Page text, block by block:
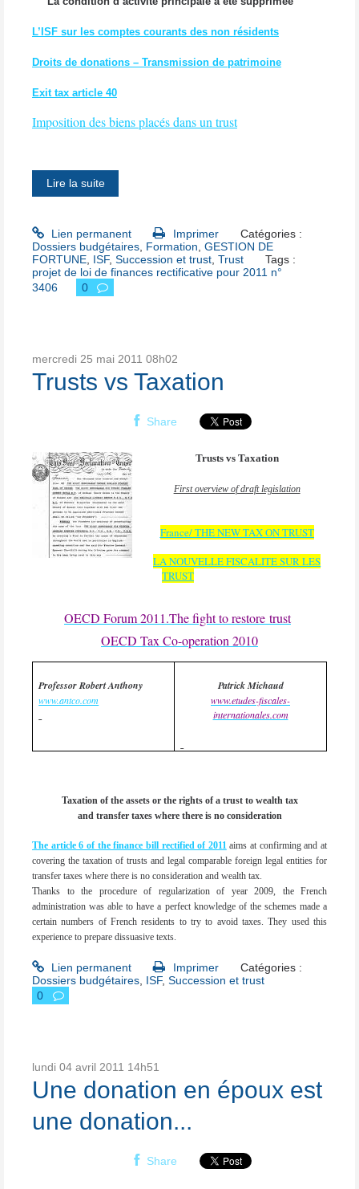
L’ISF sur les comptes courants des non résidents
Droits de donations – Transmission de patrimoine
Exit tax article 40
Imposition des biens placés dans un trust
Lire la suite
Lien permanent Imprimer
Catégories :
Dossiers budgétaires, Formation, GESTION DE
FORTUNE, ISF, Succession et trust, Trust
Tags :
projet de loi de finances rectificative pour 2011 n°
3406
0
mercredi 25 mai 2011 08h02
Trusts vs Taxation
Share
Trusts vs Taxation
First overview of draft legislation
France/ THE NEW TAX ON TRUST
LA NOUVELLE FISCALITE SUR LES
TRUST
OECD Forum 2011.The fight to restore trust
OECD Tax Co-operation 2010
Professor Robert Anthony
www.antco.com
Patrick Michaud
www.etudes-fiscales-
internationales.com
Taxation of the assets or the rights of a trust to wealth tax
and transfer taxes where there is no consideration
The article 6 of the finance bill rectified of 2011aims at confirming and at
covering the taxation of trusts and legal comparable foreign legal entities for
transfer taxes where there is no consideration and wealth tax.
Thanks to the procedure of regularization of year 2009, the French
administration was able to have a perfect knowledge of the schemes made a
certain numbers of French residents to try to avoid taxes. They used this
experience to prepare dissuasive texts.
Lien permanent Imprimer
Catégories :
Dossiers budgétaires ISF, Succession et trust
0
lundi 04 avril 2011 14h51
Une donation en époux est
une donation...
Share